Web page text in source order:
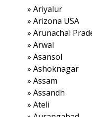
» Ariyalur
» Arizona USA
» Arunachal
» Arwal
» Asansol
» Ashoknagar
» Assam
» Assandh
» Ateli